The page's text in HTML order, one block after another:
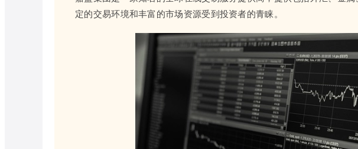
定的交易环境和丰富的市场资源受到投资者的青睐。